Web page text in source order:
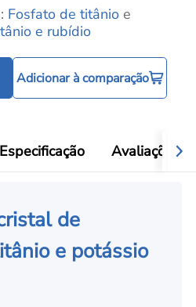
Fosfato de titânioe
e rubídio
Adicionar à comparação
Especificação Avaliações
de
e potássio